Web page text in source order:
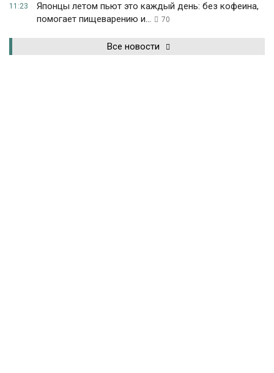
11:23
Японцы летом пьют это каждый день: без кофеина,
помогает пищеварению и...
70
Все новости